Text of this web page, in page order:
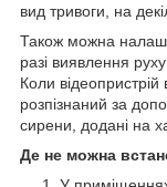
вид тривоги, на
Також можна
разі виявлення
Коли
розпізнаний за
сирени, додані на
Де не можна